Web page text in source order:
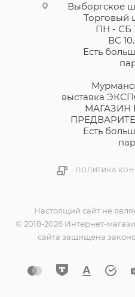
Выборгское
Торговый
ПН - СБ
ВС
Есть
выставка
МАГАЗИН
Есть
ПОЛИТИКА
Настоящий сайт не
© 2018-2026 Интернет-
сайта защищена